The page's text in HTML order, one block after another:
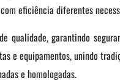
eficiência diferentes
qualidade, garantindo
e equipamentos, unindo
e homologadas.